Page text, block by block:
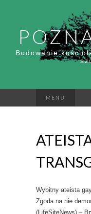
Budowanie
MENU
Wybitny ateista
Zgoda na nie
(LifeSiteNews) –